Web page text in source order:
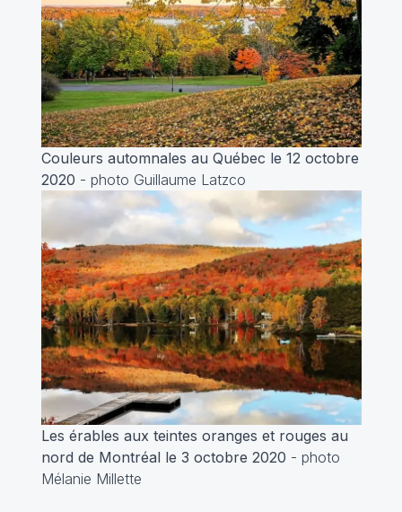
Couleurs automnales au Québec le 12 octobre
2020 - photo Guillaume Latzco
Les érables aux teintes oranges et rouges au
nord de Montréal le 3 octobre 2020 - photo
Mélanie Millette